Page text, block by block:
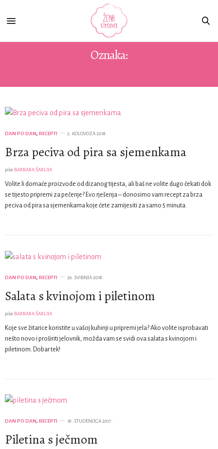
Oznaka:
DAN PO DAN, RECEPTI 2. KOLOVOZA 2018.
Brza peciva od pira sa sjemenkama
piše BARBARA ŠARLIJA
Volite li domaće proizvode od dizanog tijesta, ali baš ne volite dugo čekati dok
se tijesto pripremi za pečenje? Evo rješenja – donosimo vam recept za brza
peciva od pira sa sjemenkama koje ćete zamijesiti za samo 5 minuta.
DAN PO DAN, RECEPTI 26. SVIBNJA 2018.
Salata s kvinojom i piletinom
piše BARBARA ŠARLIJA
Koje sve žitarice koristite u vašoj kuhinji u pripremi jela? Ako volite isprobavati
nešto novo i proširiti jelovnik, možda vam se svidi ova salata s kvinojom i
piletinom. Dobar tek!
DAN PO DAN, RECEPTI 18. STUDENOGA 2017.
Piletina s ječmom